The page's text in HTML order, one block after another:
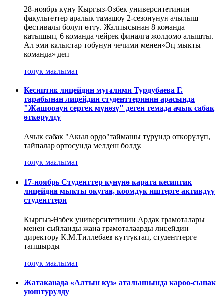
28-ноябрь күнү Кыргыз-Өзбек университетинин
факультеттер аралык тамашоу 2-сезонунун ачылыш
фестивалы болуп өттү. Жалпысынан 8 команда
катышып, 6 команда чейрек финалга жолдомо алышты.
Ал эми калыстар тобунун чечими менен«Эң мыкты
команда» деп
толук маалымат
Кесиптик лицейдин мугалими Турдубаева Г.
тарабынан лицейдин студенттеринин арасында
"Жашоонун сергек мүнөзү" деген темада ачык сабак
өткөрүлдү
Ачык сабак "Акыл ордо"таймашы түрүндө өткөрүлүп,
тайпалар ортосунда мелдеш болду.
толук маалымат
17-ноябрь Студенттер күнүнө карата кесиптик
лицейдин мыкты окуган, коомдук иштерге активдүү
студенттери
Кыргыз-Өзбек университетинин Ардак грамоталары
менен сыйланды жана грамоталаарды лицейдин
директору К.М.Тиллебаев куттуктап, студенттерге
тапшырды
толук маалымат
Жатаканада «Алтын күз» аталышында кароо-сынак
уюштурулду